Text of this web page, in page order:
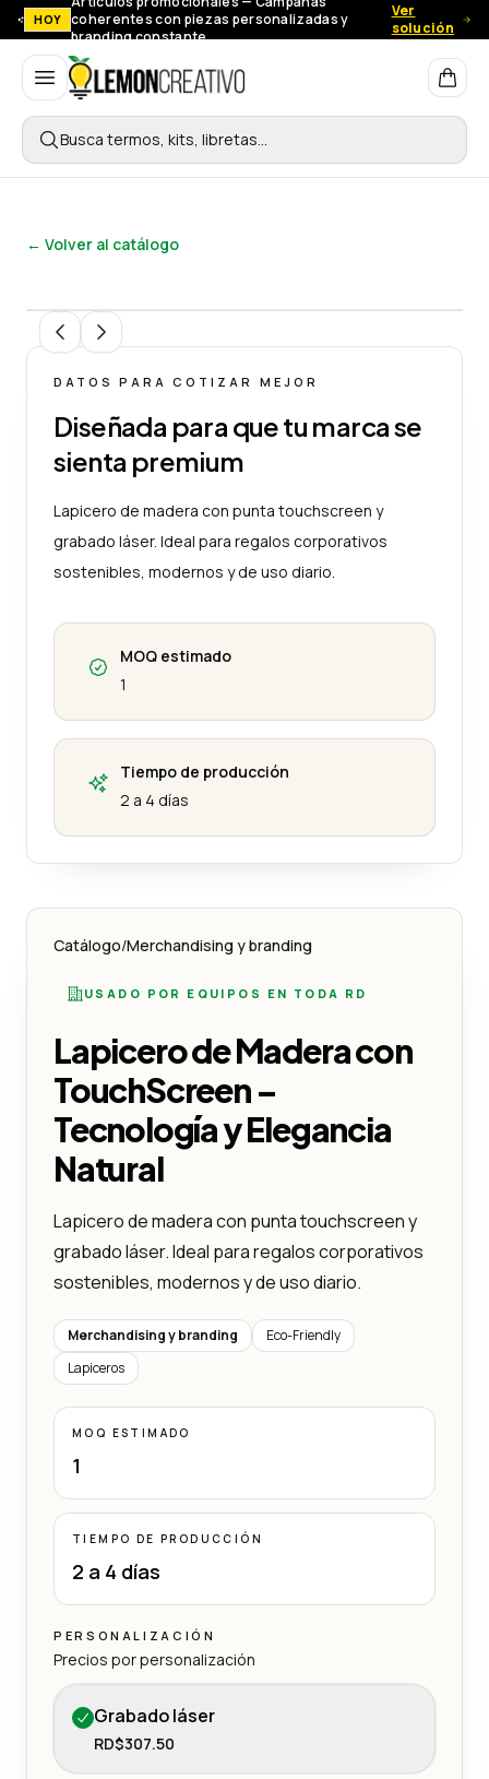
HOY
coherentes con piezas personalizadas y
branding constante.
Ver
solución
Lemon Creativo
Busca termos, kits, libretas…
← Volver al catálogo
DATOS PARA COTIZAR MEJOR
Diseñada para que tu marca se
sienta premium
Lapicero de madera con punta touchscreen y
grabado láser. Ideal para regalos corporativos
sostenibles, modernos y de uso diario.
MOQ estimado
1
Tiempo de producción
2 a 4 días
Catálogo/Merchandising y branding
USADO POR EQUIPOS EN TODA RD
Lapicero de Madera con
TouchScreen –
Tecnología y Elegancia
Natural
Lapicero de madera con punta touchscreen y
grabado láser. Ideal para regalos corporativos
sostenibles, modernos y de uso diario.
Merchandising y branding
Eco-Friendly
Lapiceros
MOQ ESTIMADO
1
TIEMPO DE PRODUCCIÓN
2 a 4 días
PERSONALIZACIÓN
Precios por personalización
Grabado láser
RD$307.50